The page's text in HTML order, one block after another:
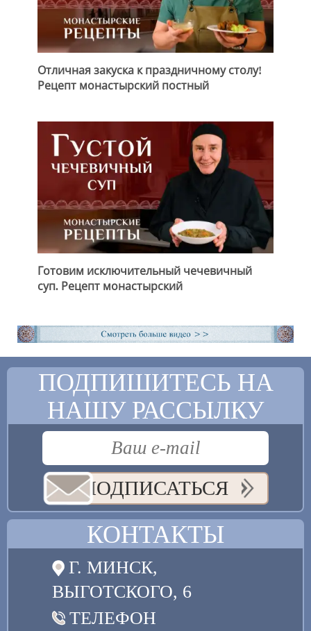
Отличная закуска к праздничному столу!
Рецепт монастырский постный
Готовим исключительный чечевичный
суп. Рецепт монастырский
ПОДПИШИТЕСЬ НА
НАШУ РАССЫЛКУ
ПОДПИСАТЬСЯ
КОНТАКТЫ
Г. МИНСК,
ВЫГОТСКОГО, 6
ТЕЛЕФОН